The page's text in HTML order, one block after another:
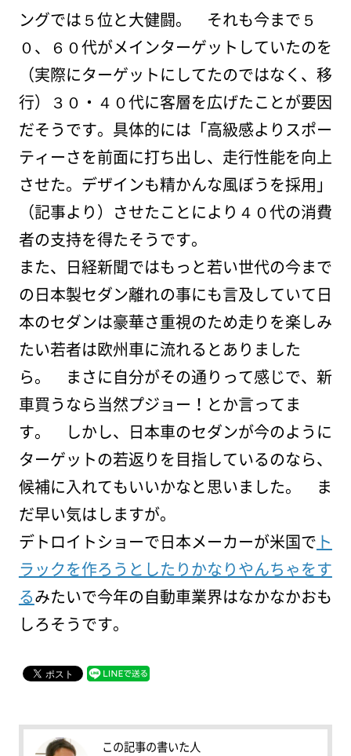
ングでは５位と大健闘。 それも今まで５
０、６０代がメインターゲットしていたのを
（実際にターゲットにしてたのではなく、移
行）３０・４０代に客層を広げたことが要因
だそうです。具体的には「高級感よりスポー
ティーさを前面に打ち出し、走行性能を向上
させた。デザインも精かんな風ぼうを採用」
（記事より）させたことにより４０代の消費
者の支持を得たそうです。
また、日経新聞ではもっと若い世代の今まで
の日本製セダン離れの事にも言及していて日
本のセダンは豪華さ重視のため走りを楽しみ
たい若者は欧州車に流れるとありました
ら。 まさに自分がその通りって感じで、新
車買うなら当然プジョー！とか言ってま
す。 しかし、日本車のセダンが今のように
ターゲットの若返りを目指しているのなら、
候補に入れてもいいかなと思いました。 ま
だ早い気はしますが。
デトロイトショーで日本メーカーが米国で ト
ラックを作ろうとしたりかなりやんちゃをす
るみたいで今年の自動車業界はなかなかおも
しろそうです。
この記事の書いた人